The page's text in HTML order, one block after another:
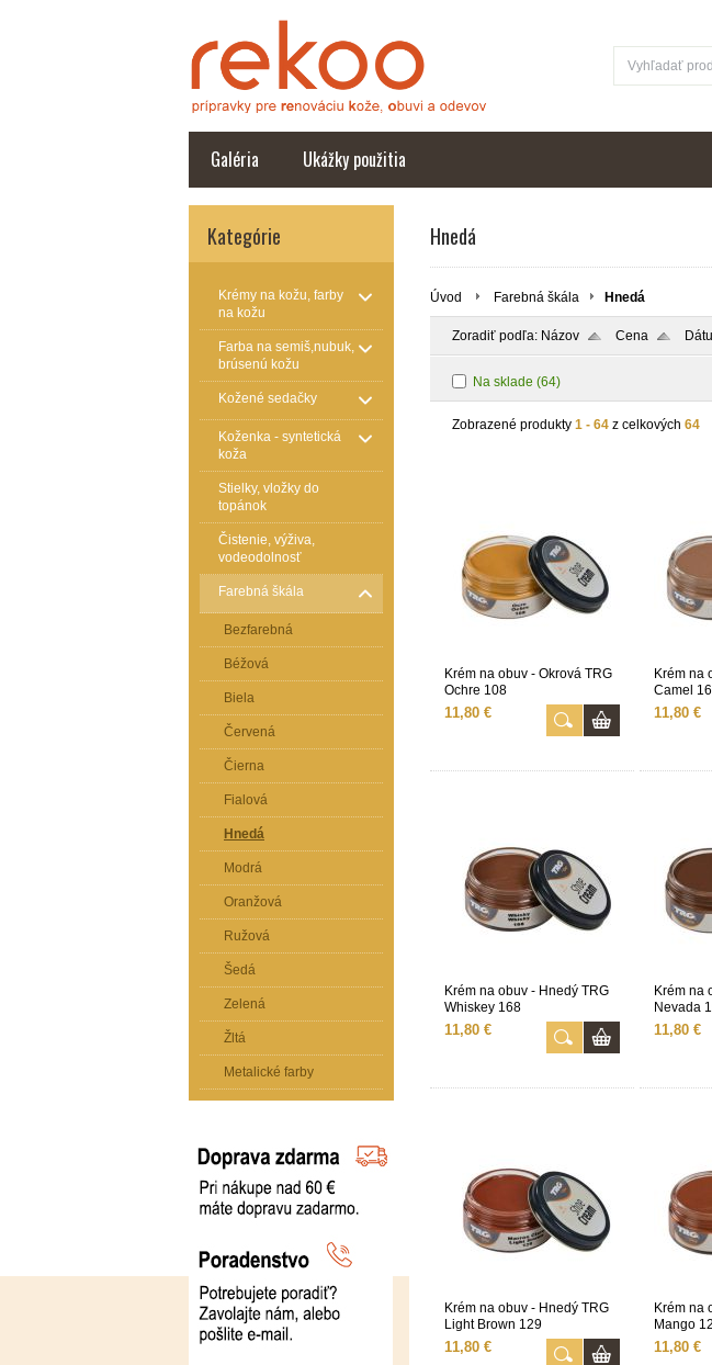
Galéria Ukážky použitia
Kategórie
Krémy na kožu, farby
na kožu
Farba na semiš,nubuk,
brúsenú kožu
Kožené sedačky
Koženka - syntetická
koža
Stielky, vložky do
topánok
Čistenie, výživa,
vodeodolnosť
Farebná škála
Bezfarebná
Béžová
Biela
Červená
Čierna
Fialová
Hnedá
Modrá
Oranžová
Ružová
Šedá
Zelená
Žltá
Metalické farby
Hnedá
Úvod Farebná škála Hnedá
Zoradiť podľa: Názov Cena
Na sklade (64)
Zobrazené produkty 1 - 64 z celkových 64
Krém na obuv - Okrová TRG
Ochre 108
11,80 €
Krém na
Camel
11,80 €
Krém na obuv - Hnedý TRG
Whiskey 168
11,80 €
Krém na
Nevada
11,80 €
Krém na obuv - Hnedý TRG
Light Brown 129
11,80 €
Krém na
Mango
11,80 €